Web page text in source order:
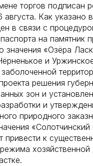
торгов подписан
Как указано
в связи с
на памятник
значения «Озёра
и
решения
зон и
и
природного
«Солотчинский
привести к
хозяйственной